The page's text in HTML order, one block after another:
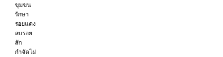
ขุมขน
รักษา
รอยแดง
ลบรอย
สัก
กำจัดไฝ